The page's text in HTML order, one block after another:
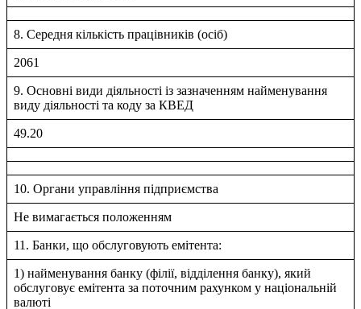
8. Середня кількість працівників (осіб)
2061
9. Основні види діяльності із зазначенням найменування
виду діяльності та коду за КВЕД
49.20
10. Органи управління підприємства
Не вимагається положенням
11. Банки, що обслуговують емітента:
1) найменування банку (філії, відділення банку), який
обслуговує емітента за поточним рахунком у національній
валюті